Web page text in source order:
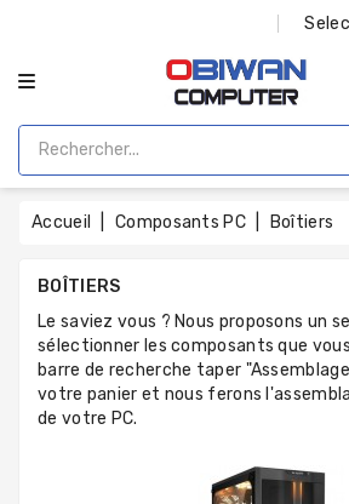
Accueil Composants PC Boîtiers
BOÎTIERS
Le saviez vous ? Nous proposons un
sélectionner les composants que
barre de recherche taper
votre panier et nous ferons
de votre PC.